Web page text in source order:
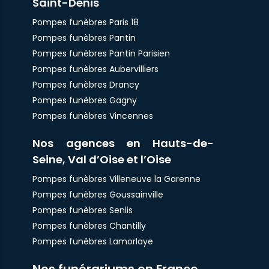
Pompes funèbres Paris 18
Pompes funèbres Pantin
Pompes funèbres Pantin Parisien
Pompes funèbres Aubervilliers
Pompes funèbres Drancy
Pompes funèbres Gagny
Pompes funèbres Vincennes
Nos agences en Hauts-de-
Seine, Val d’Oise et l’Oise
Pompes funèbres Villeneuve la Garenne
Pompes funèbres Goussainville
Pompes funèbres Senlis
Pompes funèbres Chantilly
Pompes funèbres Lamorlaye